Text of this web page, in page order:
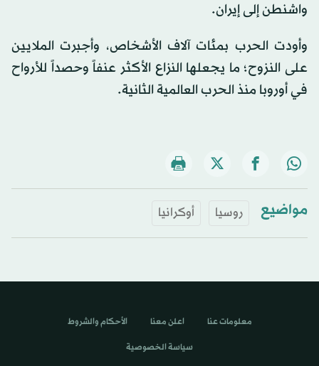
واشنطن إلى إيران.
وأودت الحرب بمئات آلاف الأشخاص، وأجبرت الملايين
على النزوح؛ ما يجعلها النزاع الأكثر عنفاً وحصداً للأرواح
في أوروبا منذ الحرب العالمية الثانية.
مواضيع روسيا أوكرانيا
معلومات عنا اعلن معنا الأحكام والشروط
سياسة الخصوصية